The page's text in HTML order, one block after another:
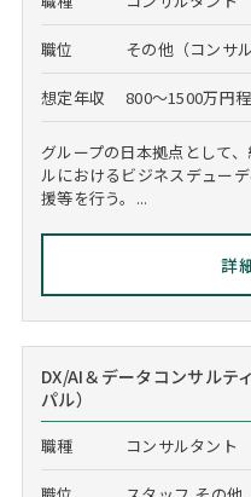
職位 その他（コンサ
想定年収 800～1500万円
グループの日本拠点として
ルにおけるビジネスデュー
援等を行う。...
詳
DX/AI＆データコンサルテ
パル）
職種 コンサルタント